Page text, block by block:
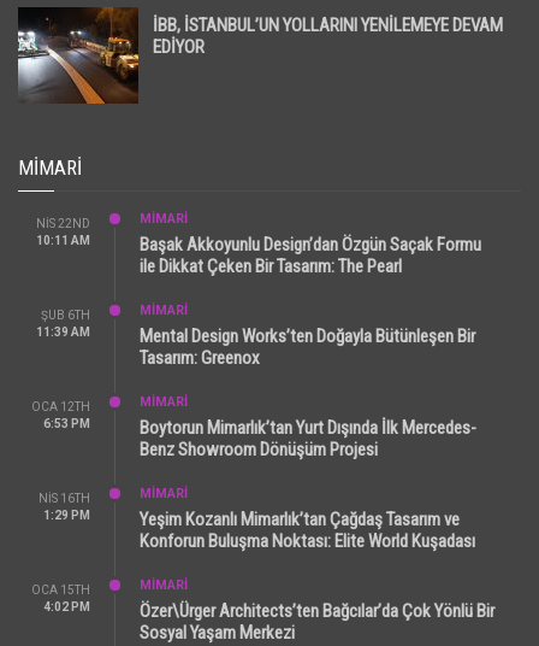
İBB, İSTANBUL’UN YOLLARINI YENİLEMEYE DEVAM
EDİYOR
MIMARI
NIS 22ND
10:11 AM
MİMARİ
Başak Akkoyunlu Design’dan Özgün Saçak Formu
ile Dikkat Çeken Bir Tasarım: The Pearl
ŞUB 6TH
11:39 AM
MİMARİ
Mental Design Works’ten Doğayla Bütünleşen Bir
Tasarım: Greenox
OCA 12TH
6:53 PM
MİMARİ
Boytorun Mimarlık’tan Yurt Dışında İlk Mercedes-
Benz Showroom Dönüşüm Projesi
NIS 16TH
1:29 PM
MİMARİ
Yeşim Kozanlı Mimarlık’tan Çağdaş Tasarım ve
Konforun Buluşma Noktası: Elite World Kuşadası
OCA 15TH
4:02 PM
MİMARİ
Özer\Ürger Architects’ten Bağcılar’da Çok Yönlü Bir
Sosyal Yaşam Merkezi